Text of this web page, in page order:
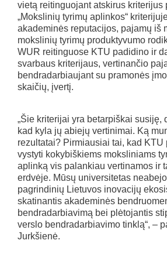
vietą reitinguojant atskirus kriterijus
„Mokslinių tyrimų aplinkos“
akademinės reputacijos, pajamų iš
mokslinių tyrimų produktyvumo
WUR reitinguose KTU padidino ir
svarbaus kriterijaus, vertinančio
bendradarbiaujant su pramonės
skaičių, įvertį.
„Šie kriterijai yra betarpiškai susiję,
kad kyla jų abiejų vertinimai. Ką
rezultatai? Pirmiausiai tai, kad KTU
vystyti kokybiškiems moksliniams
aplinką vis palankiau vertinamos ir
erdvėje. Mūsų universitetas
pagrindinių Lietuvos inovacijų
skatinantis akademinės
bendradarbiavimą bei plėtojantis
verslo bendradarbiavimo tinklą“, –
Jurkšienė.